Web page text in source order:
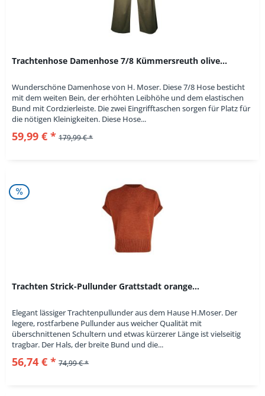
Trachtenhose Damenhose 7/8 Kümmersreuth olive...
Wunderschöne Damenhose von H. Moser. Diese 7/8 Hose besticht
mit dem weiten Bein, der erhöhten Leibhöhe und dem elastischen
Bund mit Cordzierleiste. Die zwei Eingrifftaschen sorgen für Platz für
die nötigen Kleinigkeiten. Diese Hose...
59,99 € * 179,99 € *
Trachten Strick-Pullunder Grattstadt orange...
Elegant lässiger Trachtenpullunder aus dem Hause H.Moser. Der
legere, rostfarbene Pullunder aus weicher Qualität mit
überschnittenen Schultern und etwas kürzerer Länge ist vielseitig
tragbar. Der Hals, der breite Bund und die...
56,74 € * 74,99 € *